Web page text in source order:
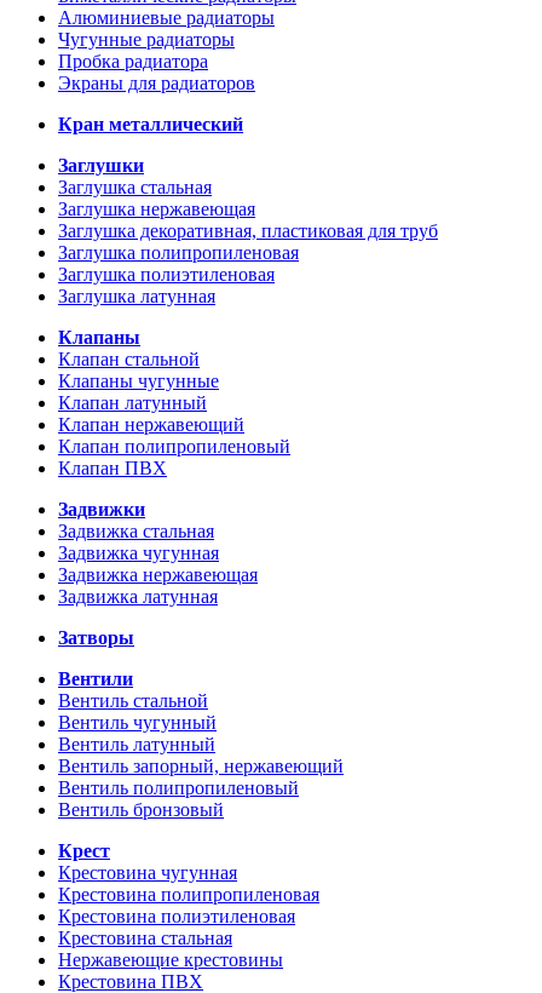
Алюминиевые радиаторы
Чугунные радиаторы
Пробка радиатора
Экраны для радиаторов
Кран металлический
Заглушки
Заглушка стальная
Заглушка нержавеющая
Заглушка декоративная, пластиковая для труб
Заглушка полипропиленовая
Заглушка полиэтиленовая
Заглушка латунная
Клапаны
Клапан стальной
Клапаны чугунные
Клапан латунный
Клапан нержавеющий
Клапан полипропиленовый
Клапан ПВХ
Задвижки
Задвижка стальная
Задвижка чугунная
Задвижка нержавеющая
Задвижка латунная
Затворы
Вентили
Вентиль стальной
Вентиль чугунный
Вентиль латунный
Вентиль запорный, нержавеющий
Вентиль полипропиленовый
Вентиль бронзовый
Крест
Крестовина чугунная
Крестовина полипропиленовая
Крестовина полиэтиленовая
Крестовина стальная
Нержавеющие крестовины
Крестовина ПВХ